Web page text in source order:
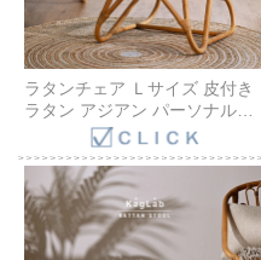
ラタンチェア Ｌサイズ 皮付き
ラタン アジアン パーソナルチ
ェア 籐家具 アジアン リゾート
カフェ おしゃれ アンティーク
調 ロハス 木製 椅子 籐椅子 母
の日 祖父 祖母 プレゼント おす
すめ C155LME